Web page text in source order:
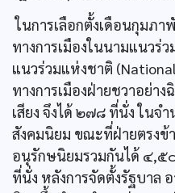
ในการเลือกตั้งเดือนกุมภ
ทางการเมืองในนามแนว
แนวร่วมแห่งชาติ
ทางการเมืองฝ่ายชวาอย่า
เสียง จึงได้ ๒๗๘ ที่นั่ง ในจ
สังคมนิยม ขณะที่ฝ่ายตรงข้
อนุรักษนิยมรวมกันได้ ๔,๕
ที่นั่ง หลังการจัดตั้งรัฐบาล